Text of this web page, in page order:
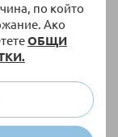
по който
Ако
ОБЩИ